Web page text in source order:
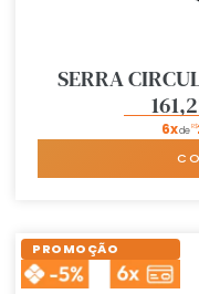
SERRA
6xdeR$
PROMOÇÃO